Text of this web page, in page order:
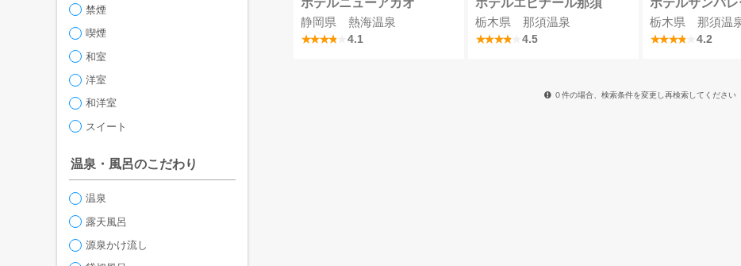
禁煙
喫煙
和室
洋室
和洋室
スイート
温泉・風呂のこだわり
温泉
露天風呂
源泉かけ流し
メルキュール富山砺波リゾート＆スパ
ホテルニューアカオ
静岡県 熱海温泉
4.1
ホテルエピナール那須
栃木県 那須温泉
4.5
ホテルサンバレ
栃木県 那須温
4.2
０件の場合、検索条件を変更し再検索してください